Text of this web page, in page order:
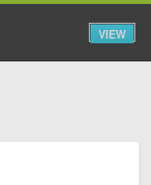
VIEW